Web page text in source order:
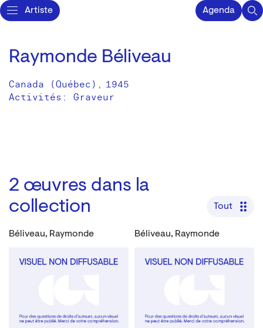
Artiste Agenda
Raymonde Béliveau
Canada (Québec) , 1945
Activités: Graveur
2 œuvres dans la
collection
Tout
Béliveau, Raymonde Béliveau, Raymonde